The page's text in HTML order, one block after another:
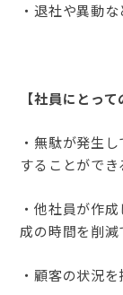
・退社や異動
【社員にとって
・無駄が発生
することができ
・他社員が作
成の時間を削減
・顧客の状況